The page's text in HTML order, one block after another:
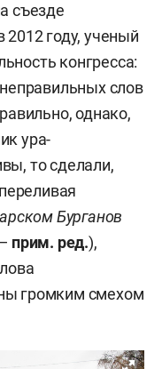
съезде
2012 году, ученый
конгресса:
слов
однако,
ура-
то сделали,
Бурганов
прим. ред.),
громким смехом